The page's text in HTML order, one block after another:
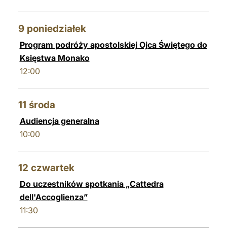
9 poniedziałek
Program podróży apostolskiej Ojca Świętego do
Księstwa Monako
12:00
11 środa
Audiencja generalna
10:00
12 czwartek
Do uczestników spotkania „Cattedra
dell'Accoglienza”
11:30